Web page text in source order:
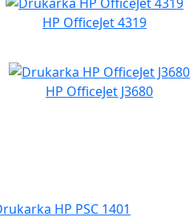
HP OfficeJet 4319
HP OfficeJet J3680